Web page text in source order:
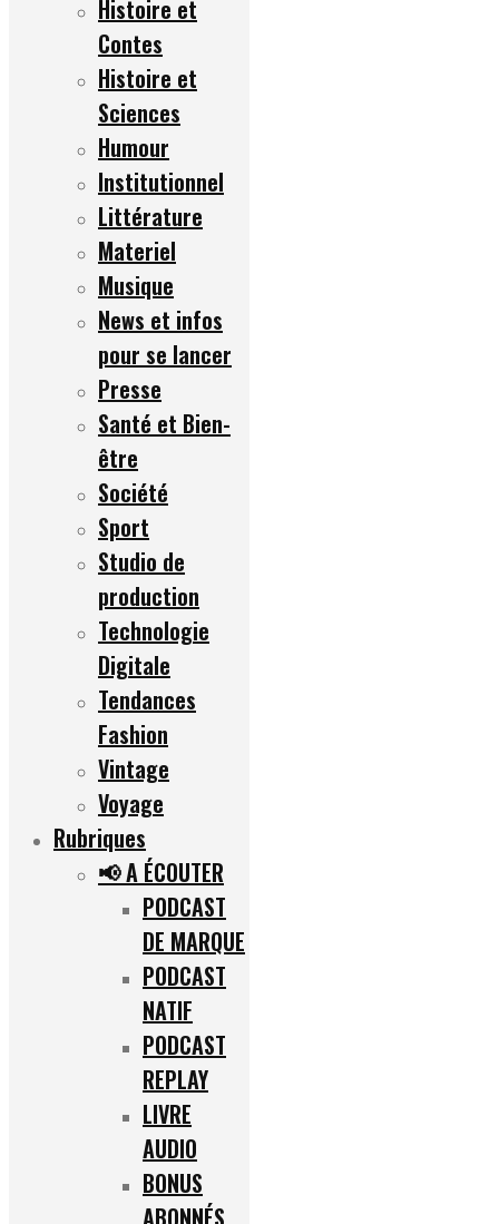
Histoire et
Contes
Histoire et
Sciences
Humour
Institutionnel
Littérature
Materiel
Musique
News et infos
pour se lancer
Presse
Santé et Bien-
être
Société
Sport
Studio de
production
Technologie
Digitale
Tendances
Fashion
Vintage
Voyage
Rubriques
📢 A ÉCOUTER
PODCAST
DE MARQUE
PODCAST
NATIF
PODCAST
REPLAY
LIVRE
AUDIO
BONUS
ABONNÉS